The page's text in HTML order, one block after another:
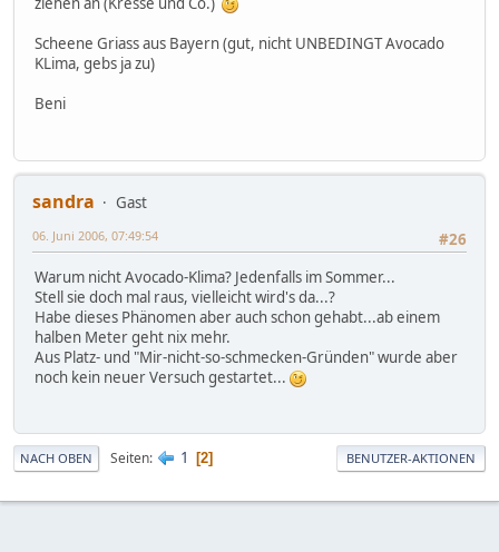
Scheene Griass aus Bayern (gut, nicht UNBEDINGT Avocado
KLima, gebs ja zu)
Beni
sandra
Gast
#26
06. Juni 2006, 07:49:54
Warum nicht Avocado-Klima? Jedenfalls im Sommer...
Stell sie doch mal raus, vielleicht wird's da...?
Habe dieses Phänomen aber auch schon gehabt...ab einem
halben Meter geht nix mehr.
Aus Platz- und "Mir-nicht-so-schmecken-Gründen" wurde aber
noch kein neuer Versuch gestartet...
NACH OBEN Seiten 1 2 BENUTZER-AKTIONEN